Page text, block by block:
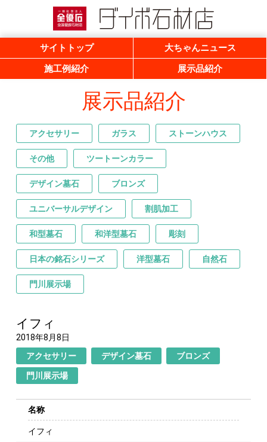
一般社団法人 全優石 全国優良石材店
サイトトップ
大ちゃんニュース
施工例紹介
展示品紹介
展示品紹介
アクセサリー ガラス ストーンハウス
その他 ツートーンカラー
デザイン墓石 ブロンズ
ユニバーサルデザイン 割肌加工
和型墓石 和洋型墓石 彫刻
日本の銘石シリーズ 洋型墓石 自然石
門川展示場
イフィ
2018年8月8日
アクセサリー
デザイン墓石 ブロンズ
門川展示場
名称
イフィ